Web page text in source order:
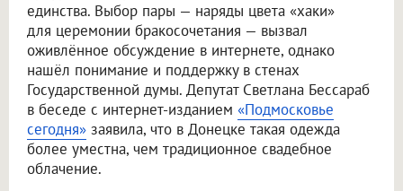
единства. Выбор пары — наряды цвета «хаки»
для церемонии бракосочетания — вызвал
оживлённое обсуждение в интернете, однако
нашёл понимание и поддержку в стенах
Государственной думы. Депутат Светлана Бессараб
в беседе с интернет-изданием «Подмосковье
сегодня» заявила, что в Донецке такая одежда
более уместна, чем традиционное свадебное
облачение.